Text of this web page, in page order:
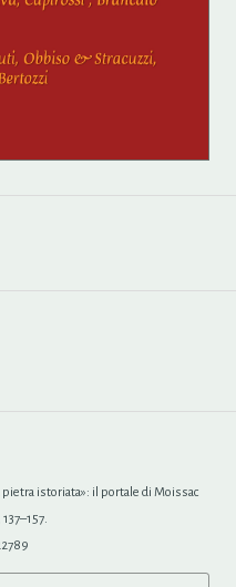
istoriata»: il portale di Moissac